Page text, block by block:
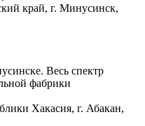
край, г. Минусинск,
Весь спектр
фабрики